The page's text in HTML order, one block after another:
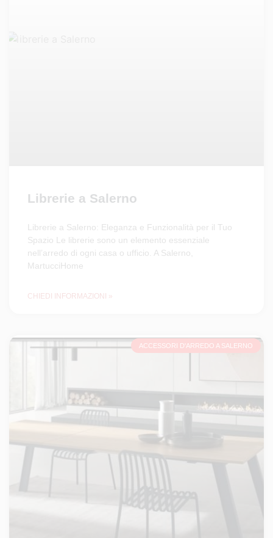
Librerie a Salerno
Librerie a Salerno: Eleganza e Funzionalità per il Tuo
Spazio Le librerie sono un elemento essenziale
nell’arredo di ogni casa o ufficio. A Salerno,
MartucciHome
CHIEDI INFORMAZIONI »
ACCESSORI D'ARREDO A SALERNO